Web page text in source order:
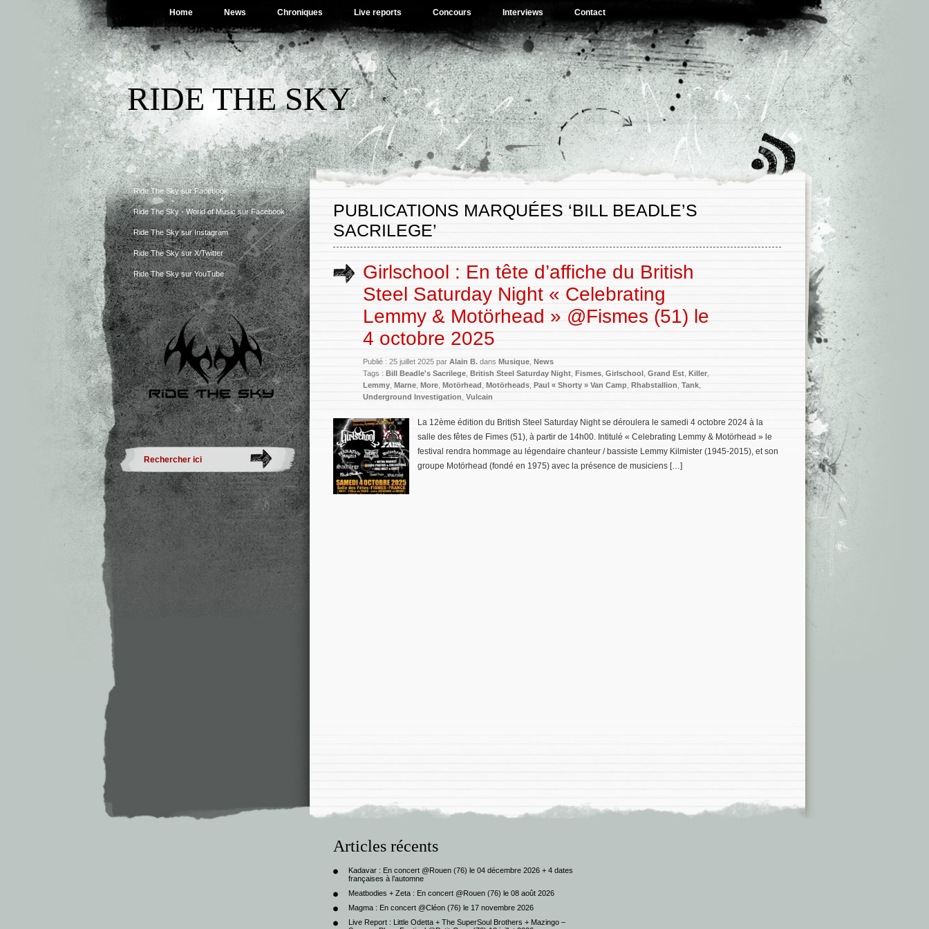
Home News Chroniques Live reports Concours Interviews Contact
RIDE THE SKY
Ride The Sky sur Facebook
Ride The Sky - World of Music sur Facebook
Ride The Sky sur Instagram
Ride The Sky sur X/Twitter
Ride The Sky sur YouTube
PUBLICATIONS MARQUÉES ‘BILL BEADLE’S
SACRILEGE’
Girlschool : En tête d’affiche du British
Steel Saturday Night « Celebrating
Lemmy & Motörhead » @Fismes (51) le
4 octobre 2025
Publié : 25 juillet 2025 par Alain B. dans Musique News
Tags : Bill Beadle's Sacrilege British Steel Saturday Night Fismes Girlschool Grand Est Killer
Lemmy Marne More Motörhead Motörheads Paul « Shorty » Van Camp Rhabstallion Tank
Underground Investigation Vulcain
La 12ème édition du British Steel Saturday Night se déroulera le samedi 4 octobre 2024 à la
salle des fêtes de Fimes (51), à partir de 14h00. Intitulé « Celebrating Lemmy & Motörhead » le
festival rendra hommage au légendaire chanteur / bassiste Lemmy Kilmister (1945-2015), et son
groupe Motörhead (fondé en 1975) avec la présence de musiciens […]
Articles récents
Kadavar : En concert @Rouen (76) le 04 décembre 2026 + 4 dates
françaises à l’automne
Meatbodies + Zeta : En concert @Rouen (76) le 08 août 2026
Magma : En concert @Cléon (76) le 17 novembre 2026
Live Report : Little Odetta + The SuperSoul Brothers + Mazingo –